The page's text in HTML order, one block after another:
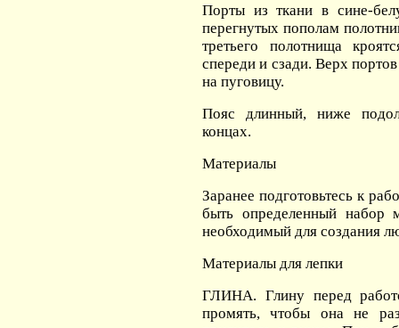
Порты из ткани в сине-
перегнутых пополам
третьего полотнища
спереди и сзади. Верх
на пуговицу.
Пояс длинный, ниже
концах.
Материалы
Заранее подготовьтесь к
быть определенный набор
необходимый для создания
Материалы для лепки
ГЛИНА. Глину перед
промять, чтобы она не